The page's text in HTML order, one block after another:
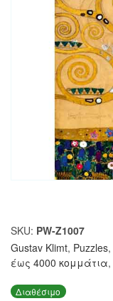
SKU: PW-Z1007
Gustav Klimt, Puzzles,
έως 4000 κομμάτια,
Διαθέσιμο